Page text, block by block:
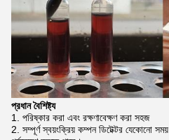
প্রধান বৈশিষ্ট্য
পরিষ্কার করা এবং রক্ষণাবেক্ষণ করা সহজ
সম্পূর্ণ স্বয়ংক্রিয় কম্পন ডিটেক্টর যেকোনো